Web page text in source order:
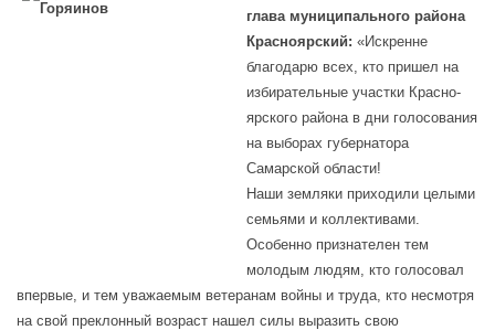
глава муниципального района
Красноярский: «Искренне
благодарю всех, кто пришел на
избирательные участки Красно-
ярского района в дни голосования
на выборах губернатора
Самарской области!
Наши земляки приходили целыми
семьями и коллективами.
Особенно признателен тем
молодым людям, кто голосовал
впервые, и тем уважаемым ветеранам войны и труда, кто несмотря
на свой преклонный возраст нашел силы выразить свою